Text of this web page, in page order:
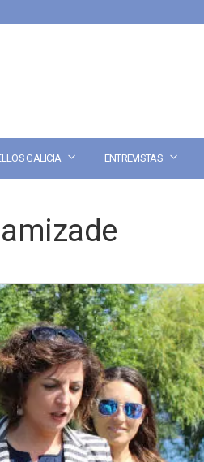
GALICIA ENTREVISTAS
amizade